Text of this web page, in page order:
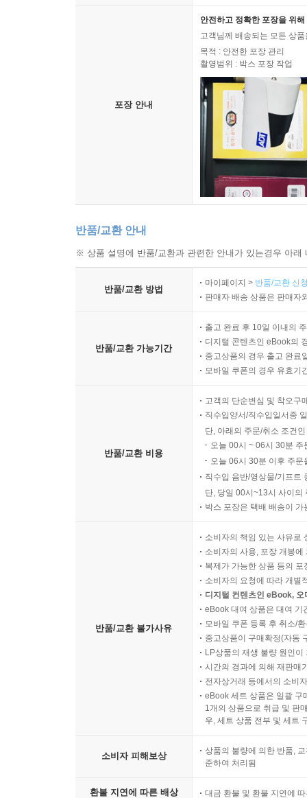
포장 안내
안전하고 정확한 포장을 위
고객님께 배송되는 모든 상
목적 : 안전한 포장 관리
촬영범위 : 박스 포장 작업
반품/교환 안내
※ 상품 설명에 반품/교환과 관련한 안내가 있는경우 아
반품/교환 방법
마이페이지 > 반품/교환 신
판매자 배송 상품은 판매자
반품/교환 가능기간
출고 완료 후 10일 이내의
디지털 콘텐츠인 eBook의
중고상품의 경우 출고 완료
모바일 쿠폰의 경우 유효기
반품/교환 비용
고객의 단순변심 및 착오구
직수입양서/직수입일서중
단, 아래의 주문/취소 조건
오늘 00시 ~ 06시 30분
오늘 06시 30분 이후 주
직수입 음반/영상물/기프트
단, 당일 00시~13시 사이의
박스 포장은 택배 배송이
반품/교환 불가사유
소비자의 책임 있는 사유로
소비자의 사용, 포장 개봉
복제가 가능한 상품 등의
소비자의 요청에 따라 개별
디지털 컨텐츠인 eBook,
eBook 대여 상품은 대여 기
모바일 쿠폰 등록 후 취소/
중고상품이 구매확정(자동
LP상품의 재생 불량 원인
시간의 경과에 의해 재판매
전자상거래 등에서의 소비
eBook 세트 상품은 일괄 구
1개의 상품으로 취급 및 판
우, 세트 상품 전부 및 세트
소비자 피해보상
상품의 불량에 의한 반품,
준하여 처리됨
환불 지연에 따른 배상 대금 환불 및 환불 지연에